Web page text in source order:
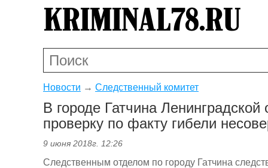
Новости → Следственный комитет
В городе Гатчина
проверку по факту гибели
9 июня 2018г. 12:26
Следственным отделом по городу Гатчина